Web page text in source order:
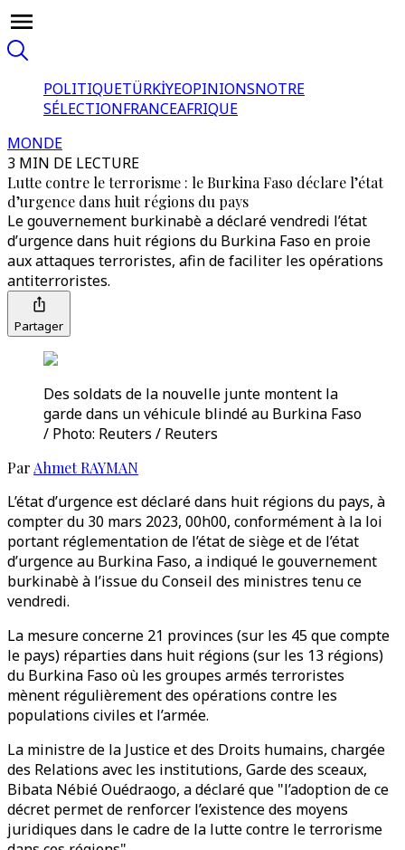
POLITIQUETÜRKİYEOPINIONSNOTRE
SÉLECTIONFRANCEAFRIQUE
MONDE
3 MIN DE LECTURE
Lutte contre le terrorisme : le Burkina Faso déclare l’état
d’urgence dans huit régions du pays
Le gouvernement burkinabè a déclaré vendredi l’état
d’urgence dans huit régions du Burkina Faso en proie
aux attaques terroristes, afin de faciliter les opérations
antiterroristes.
Partager
Des soldats de la nouvelle junte montent la
garde dans un véhicule blindé au Burkina Faso
/ Photo: Reuters / Reuters
Par Ahmet RAYMAN
L’état d’urgence est déclaré dans huit régions du pays, à
compter du 30 mars 2023, 00h00, conformément à la loi
portant réglementation de l’état de siège et de l’état
d’urgence au Burkina Faso, a indiqué le gouvernement
burkinabè à l’issue du Conseil des ministres tenu ce
vendredi.
La mesure concerne 21 provinces (sur les 45 que compte
le pays) réparties dans huit régions (sur les 13 régions)
du Burkina Faso où les groupes armés terroristes
mènent régulièrement des opérations contre les
populations civiles et l’armée.
La ministre de la Justice et des Droits humains, chargée
des Relations avec les institutions, Garde des sceaux,
Bibata Nébié Ouédraogo, a déclaré que "l’adoption de ce
décret permet de renforcer l’existence des moyens
juridiques dans le cadre de la lutte contre le terrorisme